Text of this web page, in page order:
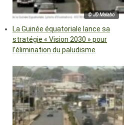
© JD Malabo
La Guinée équatoriale lance sa
stratégie « Vision 2030 » pour
l’élimination du paludisme